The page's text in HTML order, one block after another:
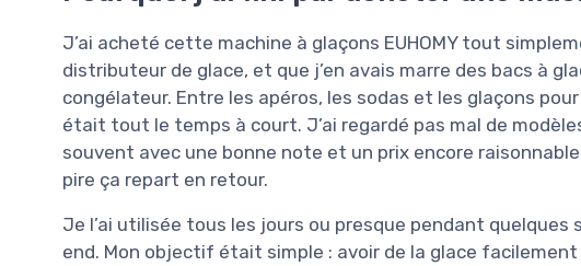
J’ai acheté cette machine à glaçons EUHOMY tout
distributeur de glace, et que j’en avais marre des bacs à
congélateur. Entre les apéros, les sodas et les glaçons
était tout le temps à court. J’ai regardé pas mal de
souvent avec une bonne note et un prix encore
pire ça repart en retour.
Je l’ai utilisée tous les jours ou presque pendant
end. Mon objectif était simple : avoir de la glace facilement